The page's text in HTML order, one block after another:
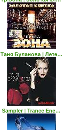
Таня Буланова | Лете…
Sampler | Trance Ene…